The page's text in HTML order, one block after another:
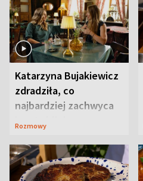
Katarzyna Bujakiewicz
zdradziła, co
najbardziej zachwyca
ją w Lublinie
Rozmowy